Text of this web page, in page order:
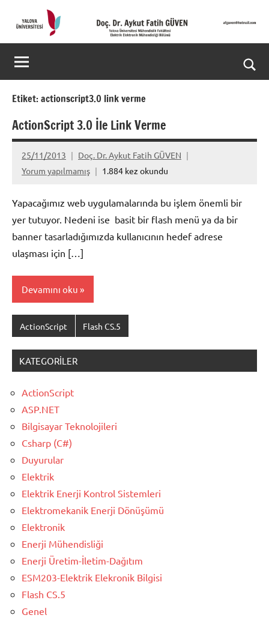
Doç.
Dr.
Aykut
Fatih
GÜVEN-
World's
top
2%
scientists
2025
Web
Sitesi
Etiket:actionscript3.0 link verme
ActionScript 3.0 İle Link Verme
25/11/2013
Doç. Dr. Aykut Fatih GÜVEN
Yorum yapılmamış
1.884 kez okundu
Yapacağımız web uygulamalarında bu işlem önemli bir
yer tutuyor. Nedeni ise basit bir flash menü ya da bir
banner tasarladığımızda kullanıcının hedef adrese
ulaşması için […]
Devamını oku
ActionScript Flash CS.5
KATEGORILER
ActionScript
ASP.NET
Bilgisayar Teknolojileri
Csharp (C#)
Duyurular
Elektrik
Elektrik Enerji Kontrol Sistemleri
Elektromekanik Enerji Dönüşümü
Elektronik
Enerji Mühendisliği
Enerji Üretim-İletim-Dağıtım
ESM203-Elektrik Elekronik Bilgisi
Flash CS.5
Genel